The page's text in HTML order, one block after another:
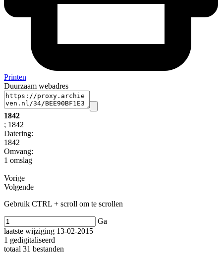
Printen
Duurzaam webadres
1842
; 1842
Datering:
1842
Omvang:
1 omslag
Vorige
Volgende
Gebruik CTRL + scroll om te scrollen
Ga
laatste wijziging 13-02-2015
1 gedigitaliseerd
totaal 31 bestanden